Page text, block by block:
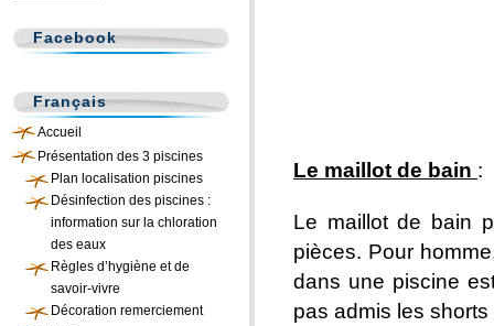
Le maillot de bain :
Le maillot de bain
pièces. Pour
dans une piscine
pas admis les
Facebook
Français
Accueil
Présentation des 3 piscines
Plan localisation piscines
Désinfection des piscines :
information sur la chloration
des eaux
Règles d’hygiène et de
savoir-vivre
Décoration remerciement